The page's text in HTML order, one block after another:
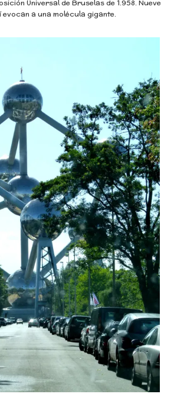
Universal de Bruselas de 1.958. Nueve
a una molécula gigante.